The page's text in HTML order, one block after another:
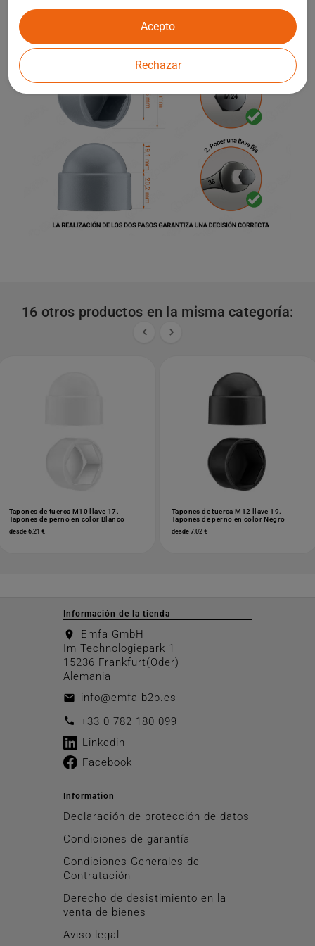
16 otros productos en la misma categoría:
 
Tapones de tuerca M10 llave 17.
Tapones de perno en color Blanco
desde 6,21 €
Tapones de tuerca M12 llave 19.
Tapones de perno en color Negro
desde 7,02 €
Rechazar
Acepto
Información de la tienda
location_on
Emfa GmbH
Im Technologiepark 1
15236 Frankfurt(Oder)
Alemania
email info@emfa-b2b.es
call +33 0 782 180 099
Linkedin
Facebook
Information
Declaración de protección de datos
Condiciones de garantía
Condiciones Generales de
Contratación
Derecho de desistimiento en la
venta de bienes
Aviso legal